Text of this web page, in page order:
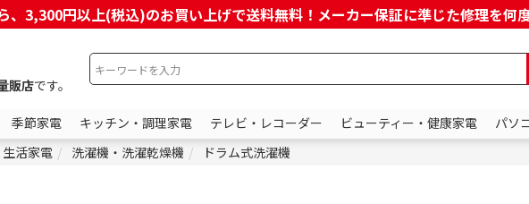
、3,300円以上(税込)のお買い上げで送料無料！メーカー保証に準じた修理を何
販店です。
季節家電 キッチン・調理家電 テレビ・レコーダー ビューティー・健康家電
パソ
活家電 洗濯機・洗濯乾燥機 ドラム式洗濯機